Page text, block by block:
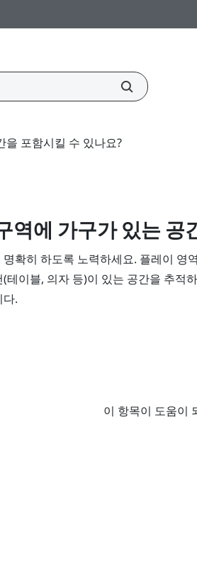
을 포함시킬 수 있나요?
역에 가구가 있는 공
확히 하도록 노력하세요. 플레이 영
테이블, 의자 등)이 있는 공간을 추적
다.
이 항목이 도움이